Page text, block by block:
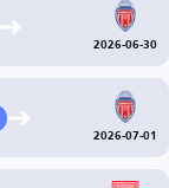
2026-06-30
2026-07-01